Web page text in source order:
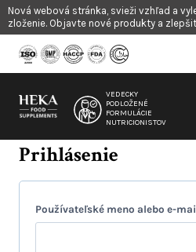
Preskočiť
na
obsah
Nová webová stránka, svieži vzhľad a
zloženie. Objavte nové produkty a
VEDECKY
PODLOŽENÉ
FORMULÁCIE
NUTRICIONISTOV
Prihlásenie
Používateľské meno alebo e-